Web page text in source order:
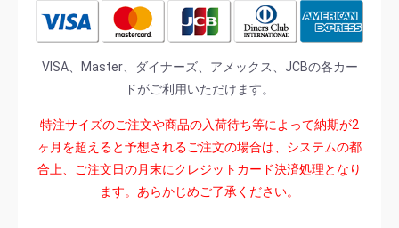
VISA、Master、ダイナーズ、アメックス、JCBの各カー
ドがご利用いただけます。
特注サイズのご注文や商品の入荷待ち等によって納期が2
ヶ月を超えると予想されるご注文の場合は、システムの都
合上、ご注文日の月末にクレジットカード決済処理となり
ます。あらかじめご了承ください。